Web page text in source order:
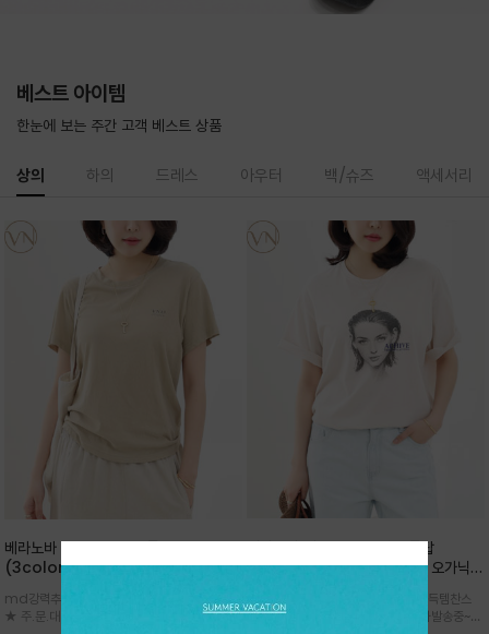
베스트 아이템
한눈에 보는 주간 고객 베스트 상품
베라노바 심플 VN13 코튼탑
(3color)*썸머 바이오 강연/ 스판 너
더더기 없이 깔끔한 무드가 매력적인
VN13 코튼 티셔츠
md강력추천 2026 신상품 ★한정 대박 세일
★ 주.문.대.폭.주 - 전컬러 인기~순차발송중
베라노바 어반 우먼 강연 코튼탑
(2color) *한여름 내내 입는 오가닉
워크 (Line Work) & 스케치/감각적
인 아트워크 프린트가 시선을 끄는 루즈
md강력추천 2026 신상품 ★대박 득템찬스
~~ 주.문.대.폭.주 - 전컬러 인기~순차발송중~★
상의 하의 드레스 아우터 백/슈즈 액세서리